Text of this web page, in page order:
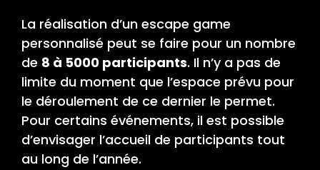
La réalisation d’un escape game
personnalisé peut se faire pour un nombre
de 8 à 5000 participants. Il n’y a pas de
limite du moment que l’espace prévu pour
le déroulement de ce dernier le permet.
Pour certains événements, il est possible
d’envisager l’accueil de participants tout
au long de l’année.